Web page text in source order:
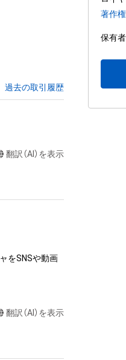
過去の取引履歴
翻訳（AI）を表示
をSNSや動画
はロゴ等を含
翻訳（AI）を表示
著作
保有者